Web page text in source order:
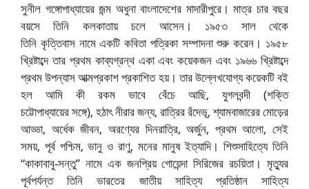
সুনীল গঙ্গোপাধ্যায়ের জন্ম অধুনা বাংলাদেশের মাদারীপুরে। মাত্র চার বছর
বয়সে তিনি কলকাতায় চলে আসেন। ১৯৫৩ সাল থেকে
তিনি কৃত্তিবাস নামে একটি কবিতা পত্রিকা সম্পাদনা শুরু করেন। ১৯৫৮
খ্রিষ্টাব্দে তার প্রথম কাব্যগ্রন্থ একা এবং কয়েকজন এবং ১৯৬৬ খ্রিষ্টাব্দে
প্রথম উপন্যাস আত্মপ্রকাশ প্রকাশিত হয়। তার উল্লেখযোগ্য কয়েকটি বই
হল আমি কী রকম ভাবে বেঁচে আছি, যুগলবন্দী (শক্তি
চট্টোপাধ্যায়ের সঙ্গে), হঠাৎ নীরার জন্য, রাত্রির রঁদেভূ, শ্যামবাজারের মোড়ের
আড্ডা, অর্ধেক জীবন, অরণ্যের দিনরাত্রি, অর্জুন, প্রথম আলো, সেই
সময়, পূর্ব পশ্চিম, ভানু ও রাণু, মনের মানুষ ইত্যাদি। শিশুসাহিত্যে তিনি
“কাকাবাবু-সন্তু” নামে এক জনপ্রিয় গোয়েন্দা সিরিজের রচয়িতা। মৃত্যুর
পূর্বপর্যন্ত তিনি ভারতের জাতীয় সাহিত্য প্রতিষ্ঠান সাহিত্য